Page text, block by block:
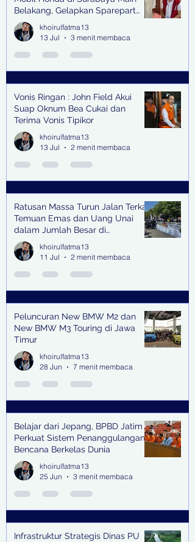
Belakang, Gelapkan Sparepart
Senilai Rp 1,9 Miliar
khoirulfatma13
13 Jul
3 menit membaca
Vonis Ringan : John Field Akui
Suap Oknum Bea Cukai dan
Terima Vonis Tipikor
khoirulfatma13
13 Jul
2 menit membaca
Ratusan Massa Turun Jalan Terkait
Temuan Emas dan Uang Unai
dalam Jumlah Besar di
Lingkungan Jampidsus Kejaksaan
Agung RI di Jakarta
khoirulfatma13
11 Jul
2 menit membaca
Peluncuran New BMW M2 dan
New BMW M3 Touring di Jawa
Timur
khoirulfatma13
28 Jun
7 menit membaca
Belajar dari Jepang, BPBD Jatim
Perkuat Sistem Penanggulangan
Bencana Berkelas Dunia
khoirulfatma13
25 Jun
3 menit membaca
Infrastruktur Strategis Dinas PU